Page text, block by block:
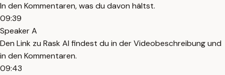
In den Kommentaren, was du davon hältst.
09:39
Speaker A
Den Link zu Rask AI findest du in der Videobeschreibung und
in den Kommentaren.
09:43